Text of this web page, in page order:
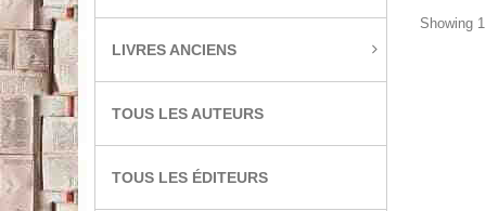
LIVRES ANCIENS
TOUS LES AUTEURS
TOUS LES ÉDITEURS
Showing